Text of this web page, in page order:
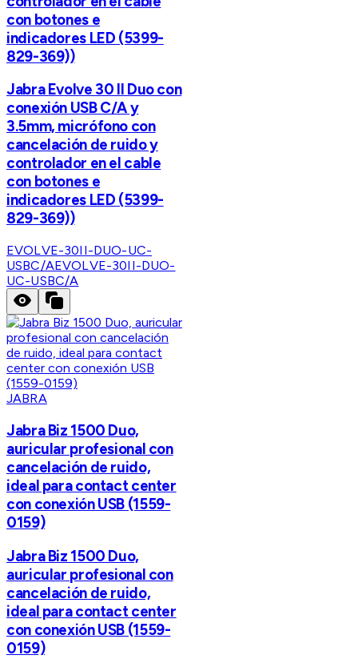
con botones e
indicadores LED (5399-
829-369))
Jabra Evolve 30 II Duo con
conexión USB C/A y
3.5mm, micrófono con
cancelación de ruido y
controlador en el cable
con botones e
indicadores LED (5399-
829-369))
EVOLVE-30II-DUO-UC-
USBC/AEVOLVE-30II-DUO-
UC-USBC/A
JABRA
Jabra Biz 1500 Duo,
auricular profesional con
cancelación de ruido,
ideal para contact center
con conexión USB (1559-
0159)
Jabra Biz 1500 Duo,
auricular profesional con
cancelación de ruido,
ideal para contact center
con conexión USB (1559-
0159)